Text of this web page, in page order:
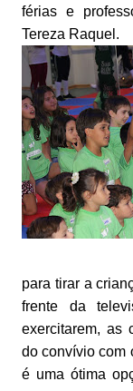
férias e
Tereza Raquel.
para tirar a
frente da
exercitarem, as
do convívio com
é uma ótima